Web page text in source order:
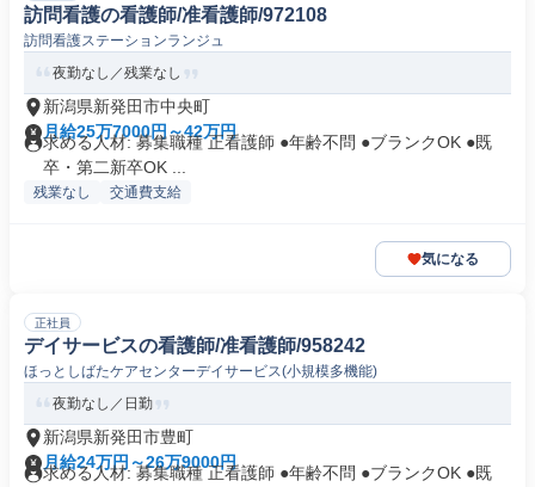
訪問看護の看護師/准看護師/972108
訪問看護ステーションランジュ
夜勤なし／残業なし
新潟県新発田市中央町
月給25万7000円～42万円
求める人材: 募集職種 正看護師 ●年齢不問 ●ブランクOK ●既
卒・第二新卒OK ...
残業なし 交通費支給
気になる
正社員
デイサービスの看護師/准看護師/958242
ほっとしばたケアセンターデイサービス(小規模多機能)
夜勤なし／日勤
新潟県新発田市豊町
月給24万円～26万9000円
求める人材: 募集職種 正看護師 ●年齢不問 ●ブランクOK ●既